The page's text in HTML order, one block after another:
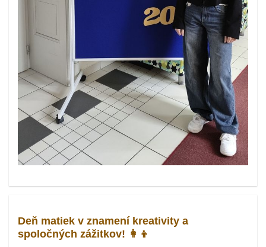
Deň matiek v znamení kreativity a
spoločných zážitkov! 👩‍👦